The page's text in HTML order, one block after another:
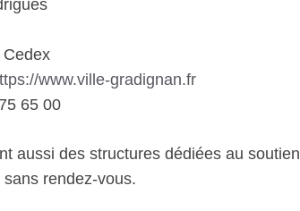
www.ville-gradignan.fr
65 00
aussi des structures dédiées au soutien
rendez-vous.